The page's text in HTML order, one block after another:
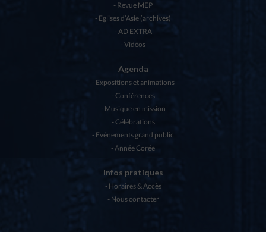
Revue MEP
Eglises d’Asie (archives)
AD EXTRA
Vidéos
Agenda
Expositions et animations
Conférences
Musique en mission
Célébrations
Evénements grand public
Année Corée
Infos pratiques
Horaires & Accès
Nous contacter